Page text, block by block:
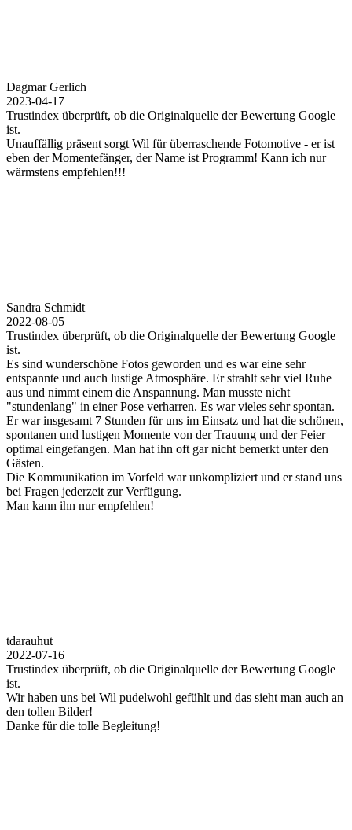
Dagmar Gerlich
2023-04-17
Trustindex überprüft, ob die Originalquelle der Bewertung Google
ist.
Unauffällig präsent sorgt Wil für überraschende Fotomotive - er ist
eben der Momentefänger, der Name ist Programm! Kann ich nur
wärmstens empfehlen!!!
Sandra Schmidt
2022-08-05
Trustindex überprüft, ob die Originalquelle der Bewertung Google
ist.
Es sind wunderschöne Fotos geworden und es war eine sehr
entspannte und auch lustige Atmosphäre. Er strahlt sehr viel Ruhe
aus und nimmt einem die Anspannung. Man musste nicht
"stundenlang" in einer Pose verharren. Es war vieles sehr spontan.
Er war insgesamt 7 Stunden für uns im Einsatz und hat die schönen,
spontanen und lustigen Momente von der Trauung und der Feier
optimal eingefangen. Man hat ihn oft gar nicht bemerkt unter den
Gästen.
Die Kommunikation im Vorfeld war unkompliziert und er stand uns
bei Fragen jederzeit zur Verfügung.
Man kann ihn nur empfehlen!
tdarauhut
2022-07-16
Trustindex überprüft, ob die Originalquelle der Bewertung Google
ist.
Wir haben uns bei Wil pudelwohl gefühlt und das sieht man auch an
den tollen Bilder!
Danke für die tolle Begleitung!